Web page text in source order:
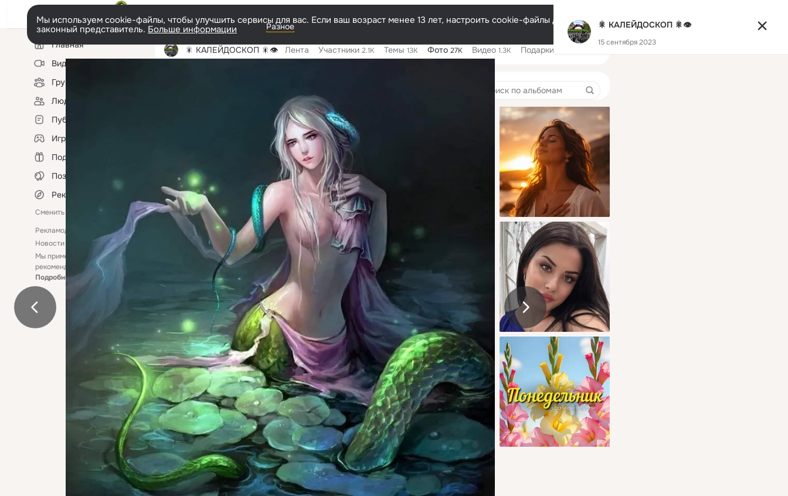
Разное 🎇 КАЛЕЙДОСКОП 🎇👁️
15 сентября 2023
Мы используем cookie-файлы, чтобы улучшить сервисы для вас. Если ваш возраст менее 13 лет, настроить cookie-файлы должен ваш
законный представитель. Больше информации Разрешить все
Левая
колонкаГлавная
Видео
Группы
Люди
Публикации
Игры
Подарки
Поздравления
Рекомендации
Сменить язык
Рекламодателям
Помощь
Новости
Мы применяем
рекомендательные технологии
Подробнее
🎇 КАЛЕЙДОСКОП 🎇👁️ Лента Участники 2.1K Темы 13K Фото 27K Видео 1.3K Подарки
Правая
колонка